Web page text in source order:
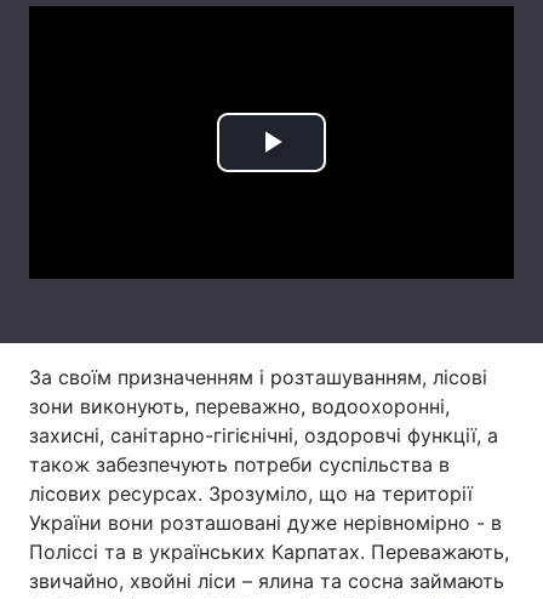
Відео з Youtube
Інтерв'ю Думки
Архів Вакансії
Контакти
Послуги
Play
За своїм призначенням і розташуванням, лісові
зони виконують, переважно, водоохоронні,
захисні, санітарно-гігієнічні, оздоровчі функції, а
також забезпечують потреби суспільства в
лісових ресурсах. Зрозуміло, що на території
України вони розташовані дуже нерівномірно - в
Поліссі та в українських Карпатах. Переважають,
звичайно, хвойні ліси – ялина та сосна займають